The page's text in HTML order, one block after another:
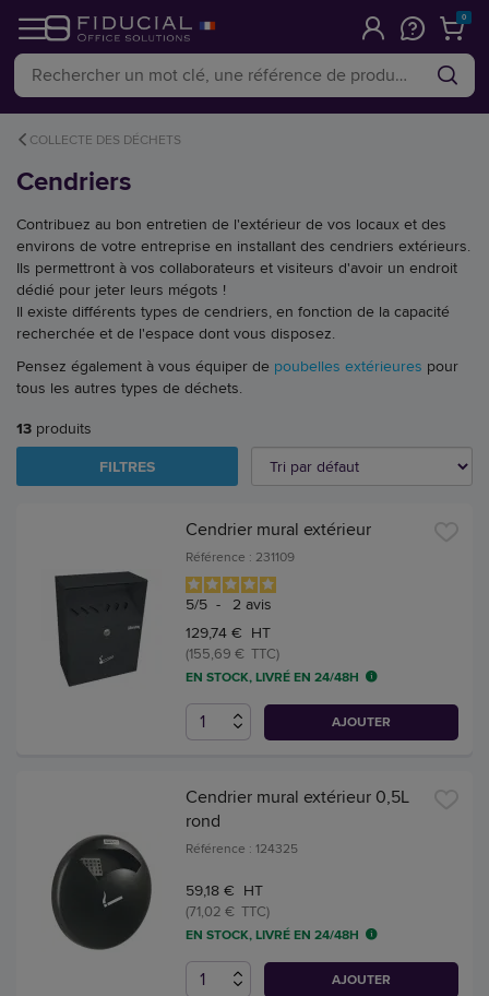
0
COLLECTE DES DÉCHETS
Cendriers
Contribuez au bon entretien de l'extérieur de vos locaux et des
environs de votre entreprise en installant des cendriers extérieurs.
Ils permettront à vos collaborateurs et visiteurs d'avoir un endroit
dédié pour jeter leurs mégots !
Il existe différents types de cendriers, en fonction de la capacité
recherchée et de l'espace dont vous disposez.
Pensez également à vous équiper de poubelles extérieures pour
tous les autres types de déchets.
13 produits
FILTRES
Cendrier mural extérieur
Référence : 231109
5/5 - 2 avis
129,74 € HT
(155,69 € TTC)
EN STOCK, LIVRÉ EN 24/48H
AJOUTER
Cendrier mural extérieur 0,5L
rond
Référence : 124325
59,18 € HT
(71,02 € TTC)
EN STOCK, LIVRÉ EN 24/48H
AJOUTER